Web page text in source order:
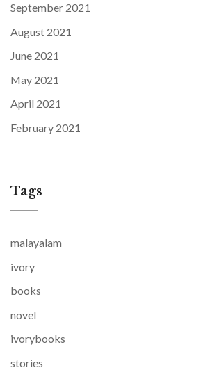
September 2021
August 2021
June 2021
May 2021
April 2021
February 2021
Tags
malayalam
ivory
books
novel
ivorybooks
stories